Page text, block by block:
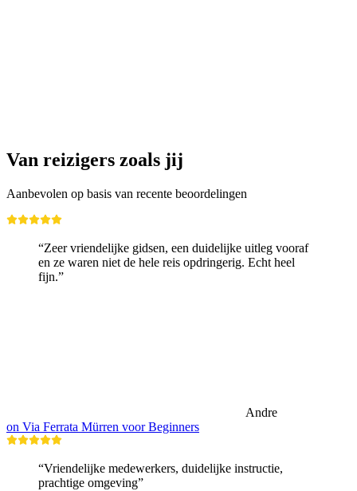
Van reizigers zoals jij
Aanbevolen op basis van recente beoordelingen
“Zeer vriendelijke gidsen, een duidelijke uitleg vooraf
en ze waren niet de hele reis opdringerig. Echt heel
fijn.”
Andre
on Via Ferrata Mürren voor Beginners
“Vriendelijke medewerkers, duidelijke instructie,
prachtige omgeving”